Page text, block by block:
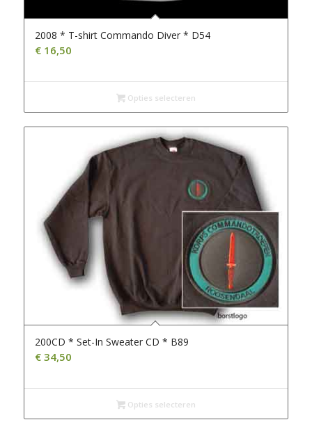
2008 * T-shirt Commando Diver * D54
€16,50
Opties selecteren
200CD * Set-In Sweater CD * B89
€34,50
Opties selecteren